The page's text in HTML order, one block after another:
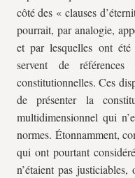
côté des « clauses
pourrait, par analogie,
et par lesquelles ont
servent de
constitutionnelles. Ces
de présenter la
multidimensionnel qui
normes. Étonnamment,
qui ont pourtant
n’étaient pas